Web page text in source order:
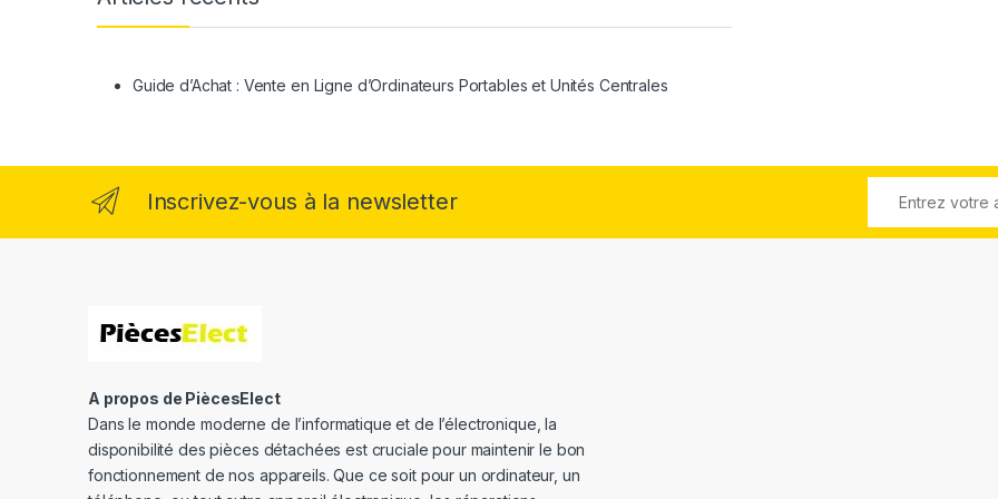
Guide d’Achat : Vente en Ligne d’Ordinateurs Portables et Unités Centrales
Inscrivez-vous à la newsletter
A propos de PiècesElect
Dans le monde moderne de l’informatique et de l’électronique, la
disponibilité des pièces détachées est cruciale pour maintenir le bon
fonctionnement de nos appareils. Que ce soit pour un ordinateur, un